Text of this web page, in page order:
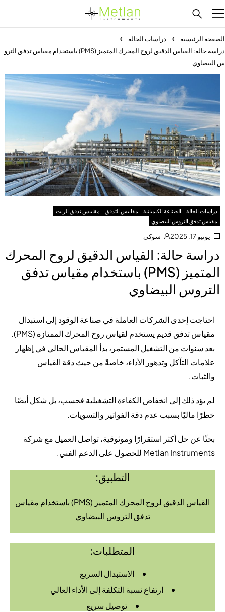
الصفحة الرئيسية
دراسات الحالة
دراسة حالة: القياس الدقيق لروح المحرك المتميز (PMS) باستخدام مقياس تدفق الترو
س البيضاوي
دراسات الحالة الصناعة الكيميائية مقاييس التدفق
مقاييس تدفق الزيت
مقياس تدفق التروس البيضاوي
يونيو 17, 2025 سوكي
دراسة حالة: القياس الدقيق لروح المحرك
المتميز (PMS) باستخدام مقياس تدفق
التروس البيضاوي
احتاجت إحدى الشركات العاملة في صناعة الوقود إلى استبدال
مقياس تدفق قديم يستخدم لقياس روح المحرك الممتازة (PMS).
بعد سنوات من التشغيل المستمر، بدأ المقياس الحالي في إظهار
علامات التآكل وتدهور الأداء، خاصةً من حيث دقة القياس
والثبات.
لم يؤد ذلك إلى انخفاض الكفاءة التشغيلية فحسب، بل شكل أيضًا
خطرًا ماليًا بسبب عدم دقة الفواتير والتسويات.
بحثًا عن حل أكثر استقرارًا وموثوقية، تواصل العميل مع شركة
Metlan Instruments للحصول على الدعم الفني.
التطبيق:
القياس الدقيق لروح المحرك المتميز (PMS) باستخدام مقياس
تدفق التروس البيضاوي
المتطلبات:
الاستبدال السريع
ارتفاع نسبة التكلفة إلى الأداء العالي
توصيل سريع